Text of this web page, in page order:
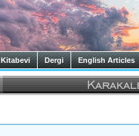
Kitabevi Dergi English Articles